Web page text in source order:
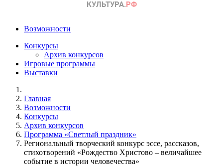
Возможности
Конкурсы
Архив конкурсов
Игровые программы
Выставки
Главная
Возможности
Конкурсы
Архив конкурсов
Программа «Светлый праздник»
Региональный творческий конкурс эссе, рассказов,
стихотворений «Рождество Христово – величайшее
событие в истории человечества»